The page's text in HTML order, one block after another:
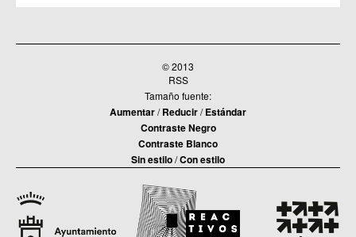
© 2013
RSS
Tamaño fuente:
Aumentar/Reducir/Estándar
Contraste Negro
Contraste Blanco
Sin estilo/Con estilo